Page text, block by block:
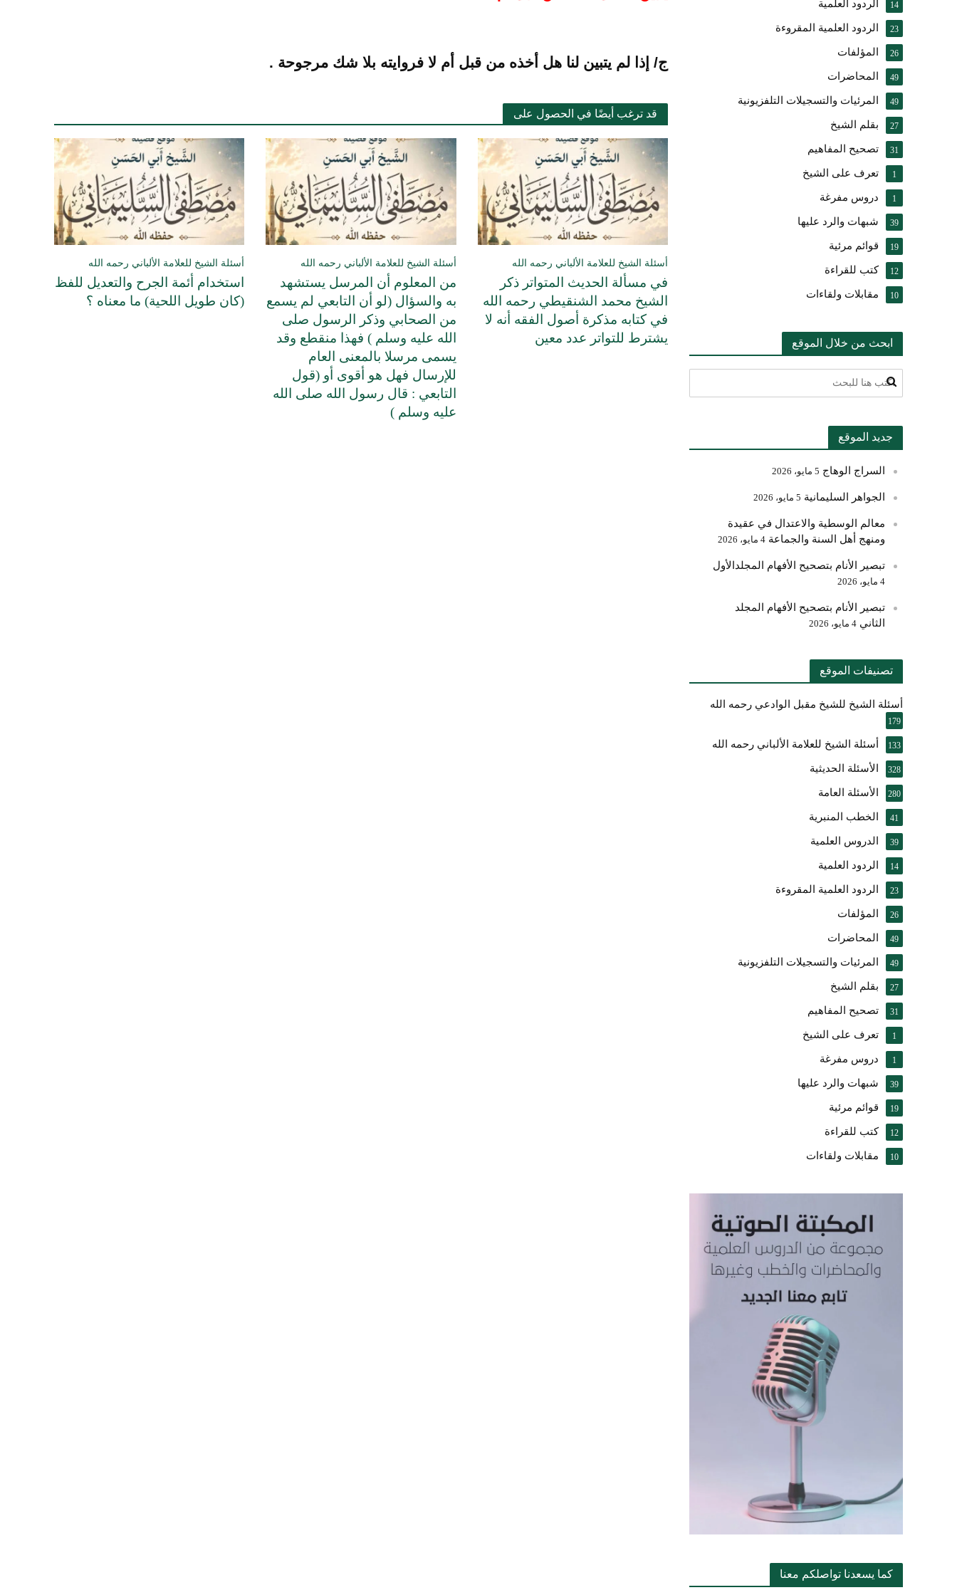
ج/ إذا لم يتبين لنا هل أخذه من قبل أم لا فروايته بلا شك مرجوحة .
قد ترغب أيضًا في الحصول على
أسئلة الشيخ للعلامة الألباني رحمه الله
في مسألة الحديث المتواتر ذكر
الشيخ محمد الشنقيطي رحمه الله
في كتابه مذكرة أصول الفقه أنه لا
يشترط للتواتر عدد معين
أسئلة الشيخ للعلامة الألباني رحمه الله
من المعلوم أن المرسل يستشهد
به والسؤال (لو أن التابعي لم يسمع
من الصحابي وذكر الرسول صلى
الله عليه وسلم ) فهذا منقطع وقد
يسمى مرسلا بالمعنى العام
للإرسال فهل هو أقوى أو (قول
التابعي : قال رسول الله صلى الله
عليه وسلم )
أسئلة الشيخ للعلامة الألباني رحمه الله
استخدام أئمة الجرح والتعديل للفظ
(كان طويل اللحية) ما معناه ؟
الردود العلمية 14
الردود العلمية المقروءة 23
المؤلفات 26
المحاضرات 49
المرئيات والتسجيلات التلفزيونية 49
بقلم الشيخ 27
تصحيح المفاهيم 31
تعرف على الشيخ 1
دروس مفرغة 1
شبهات والرد عليها 39
قوائم مرئية 19
كتب للقراءة 12
مقابلات ولقاءات 10
ابحث من خلال الموقع
جديد الموقع
السراج الوهاج 5 مايو، 2026
الجواهر السليمانية 5 مايو، 2026
معالم الوسطية والاعتدال في عقيدة
ومنهج أهل السنة والجماعة 4 مايو، 2026
تبصير الأنام بتصحيح الأفهام المجلدالأول
4 مايو، 2026
تبصير الأنام بتصحيح الأفهام المجلد
الثاني 4 مايو، 2026
تصنيفات الموقع
أسئلة الشيخ للشيخ مقبل الوادعي رحمه الله
179
أسئلة الشيخ للعلامة الألباني رحمه الله 133
الأسئلة الحديثية 328
الأسئلة العامة 280
الخطب المنبرية 41
الدروس العلمية 39
الردود العلمية 14
الردود العلمية المقروءة 23
المؤلفات 26
المحاضرات 49
المرئيات والتسجيلات التلفزيونية 49
بقلم الشيخ 27
تصحيح المفاهيم 31
تعرف على الشيخ 1
دروس مفرغة 1
شبهات والرد عليها 39
قوائم مرئية 19
كتب للقراءة 12
مقابلات ولقاءات 10
كما يسعدنا تواصلكم معنا